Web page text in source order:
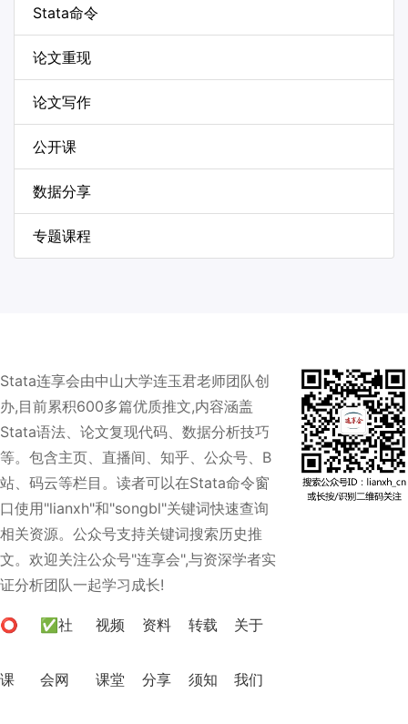
Stata命令
论文重现
论文写作
公开课
数据分享
专题课程
Stata连享会由中山大学连玉君老师团队创
办,目前累积600多篇优质推文,内容涵盖
Stata语法、论文复现代码、数据分析技巧
等。包含主页、直播间、知乎、公众号、B
站、码云等栏目。读者可以在Stata命令窗
口使用"lianxh"和"songbl"关键词快速查询
相关资源。公众号支持关键词搜索历史推
文。欢迎关注公众号"连享会",与资深学者实
证分析团队一起学习成长!
⭕
课
✅社
会网
视频
课堂
资料
分享
转载
须知
关于
我们